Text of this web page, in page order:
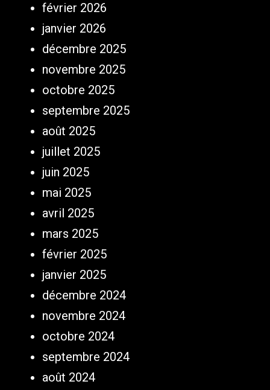
février 2026
janvier 2026
décembre 2025
novembre 2025
octobre 2025
septembre 2025
août 2025
juillet 2025
juin 2025
mai 2025
avril 2025
mars 2025
février 2025
janvier 2025
décembre 2024
novembre 2024
octobre 2024
septembre 2024
août 2024